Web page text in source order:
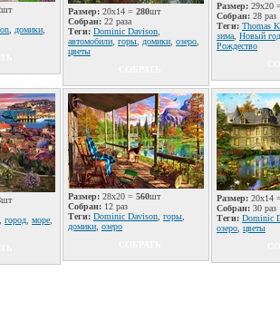
шт
домики
Размер: 20x14 = 280шт
Собран: 22 раза
Теги: Dominic Davison
автомобили горы домики озеро
цветы
Размер: 29x20 =
Собран: 28 раз
Теги: Thomas
зима Новый год
Рождество
шт
город море
Размер: 28x20 = 560шт
Собран: 12 раз
Теги: Dominic Davison горы
домики озеро
Размер: 20x14 =
Собран: 30 раз
Теги: Dominic
озеро цветы